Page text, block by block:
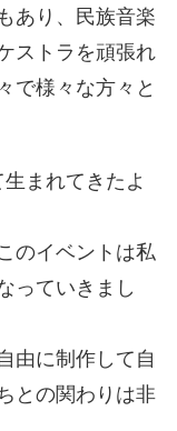
あり、民族音楽
ストラを頑張れ
で様々な方々と
まれてきたよ
のイベントは私
っていきまし
由に制作して自
との関わりは非